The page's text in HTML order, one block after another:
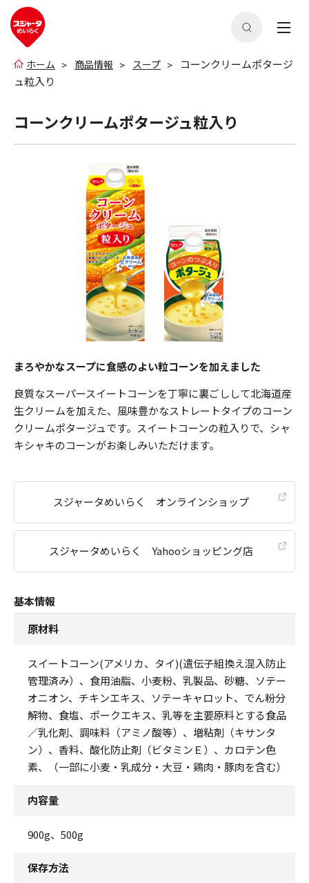
ホーム 商品情報 スープ
コーンクリームポタージ
ュ粒入り
コーンクリームポタージュ粒入り
まろやかなスープに食感のよい粒コーンを加えました
良質なスーパースイートコーンを丁寧に裏ごしして北海道産
生クリームを加えた、風味豊かなストレートタイプのコーン
クリームポタージュです。スイートコーンの粒入りで、シャ
キシャキのコーンがお楽しみいただけます。
スジャータめいらく オンラインショップ
スジャータめいらく Yahooショッピング店
基本情報
原材料
スイートコーン(アメリカ、タイ)(遺伝子組換え混入防止
管理済み）、食用油脂、小麦粉、乳製品、砂糖、ソテー
オニオン、チキンエキス、ソテーキャロット、でん粉分
解物、食塩、ポークエキス、乳等を主要原料とする食品
／乳化剤、調味料（アミノ酸等）、増粘剤（キサンタ
ン）、香料、酸化防止剤（ビタミンＥ）、カロテン色
素、（一部に小麦・乳成分・大豆・鶏肉・豚肉を含む）
内容量
900g、500g
保存方法